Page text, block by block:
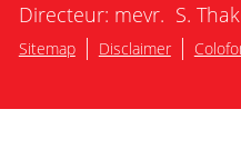
Directeur: mevr. S.
Sitemap| Disclaimer|